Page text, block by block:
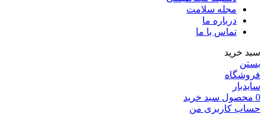
مجله سلامت
درباره ما
تماس با ما
سبد خرید
بستن
فروشگاه
سایدبار
0 محصول سبد خرید
حساب کاربری من